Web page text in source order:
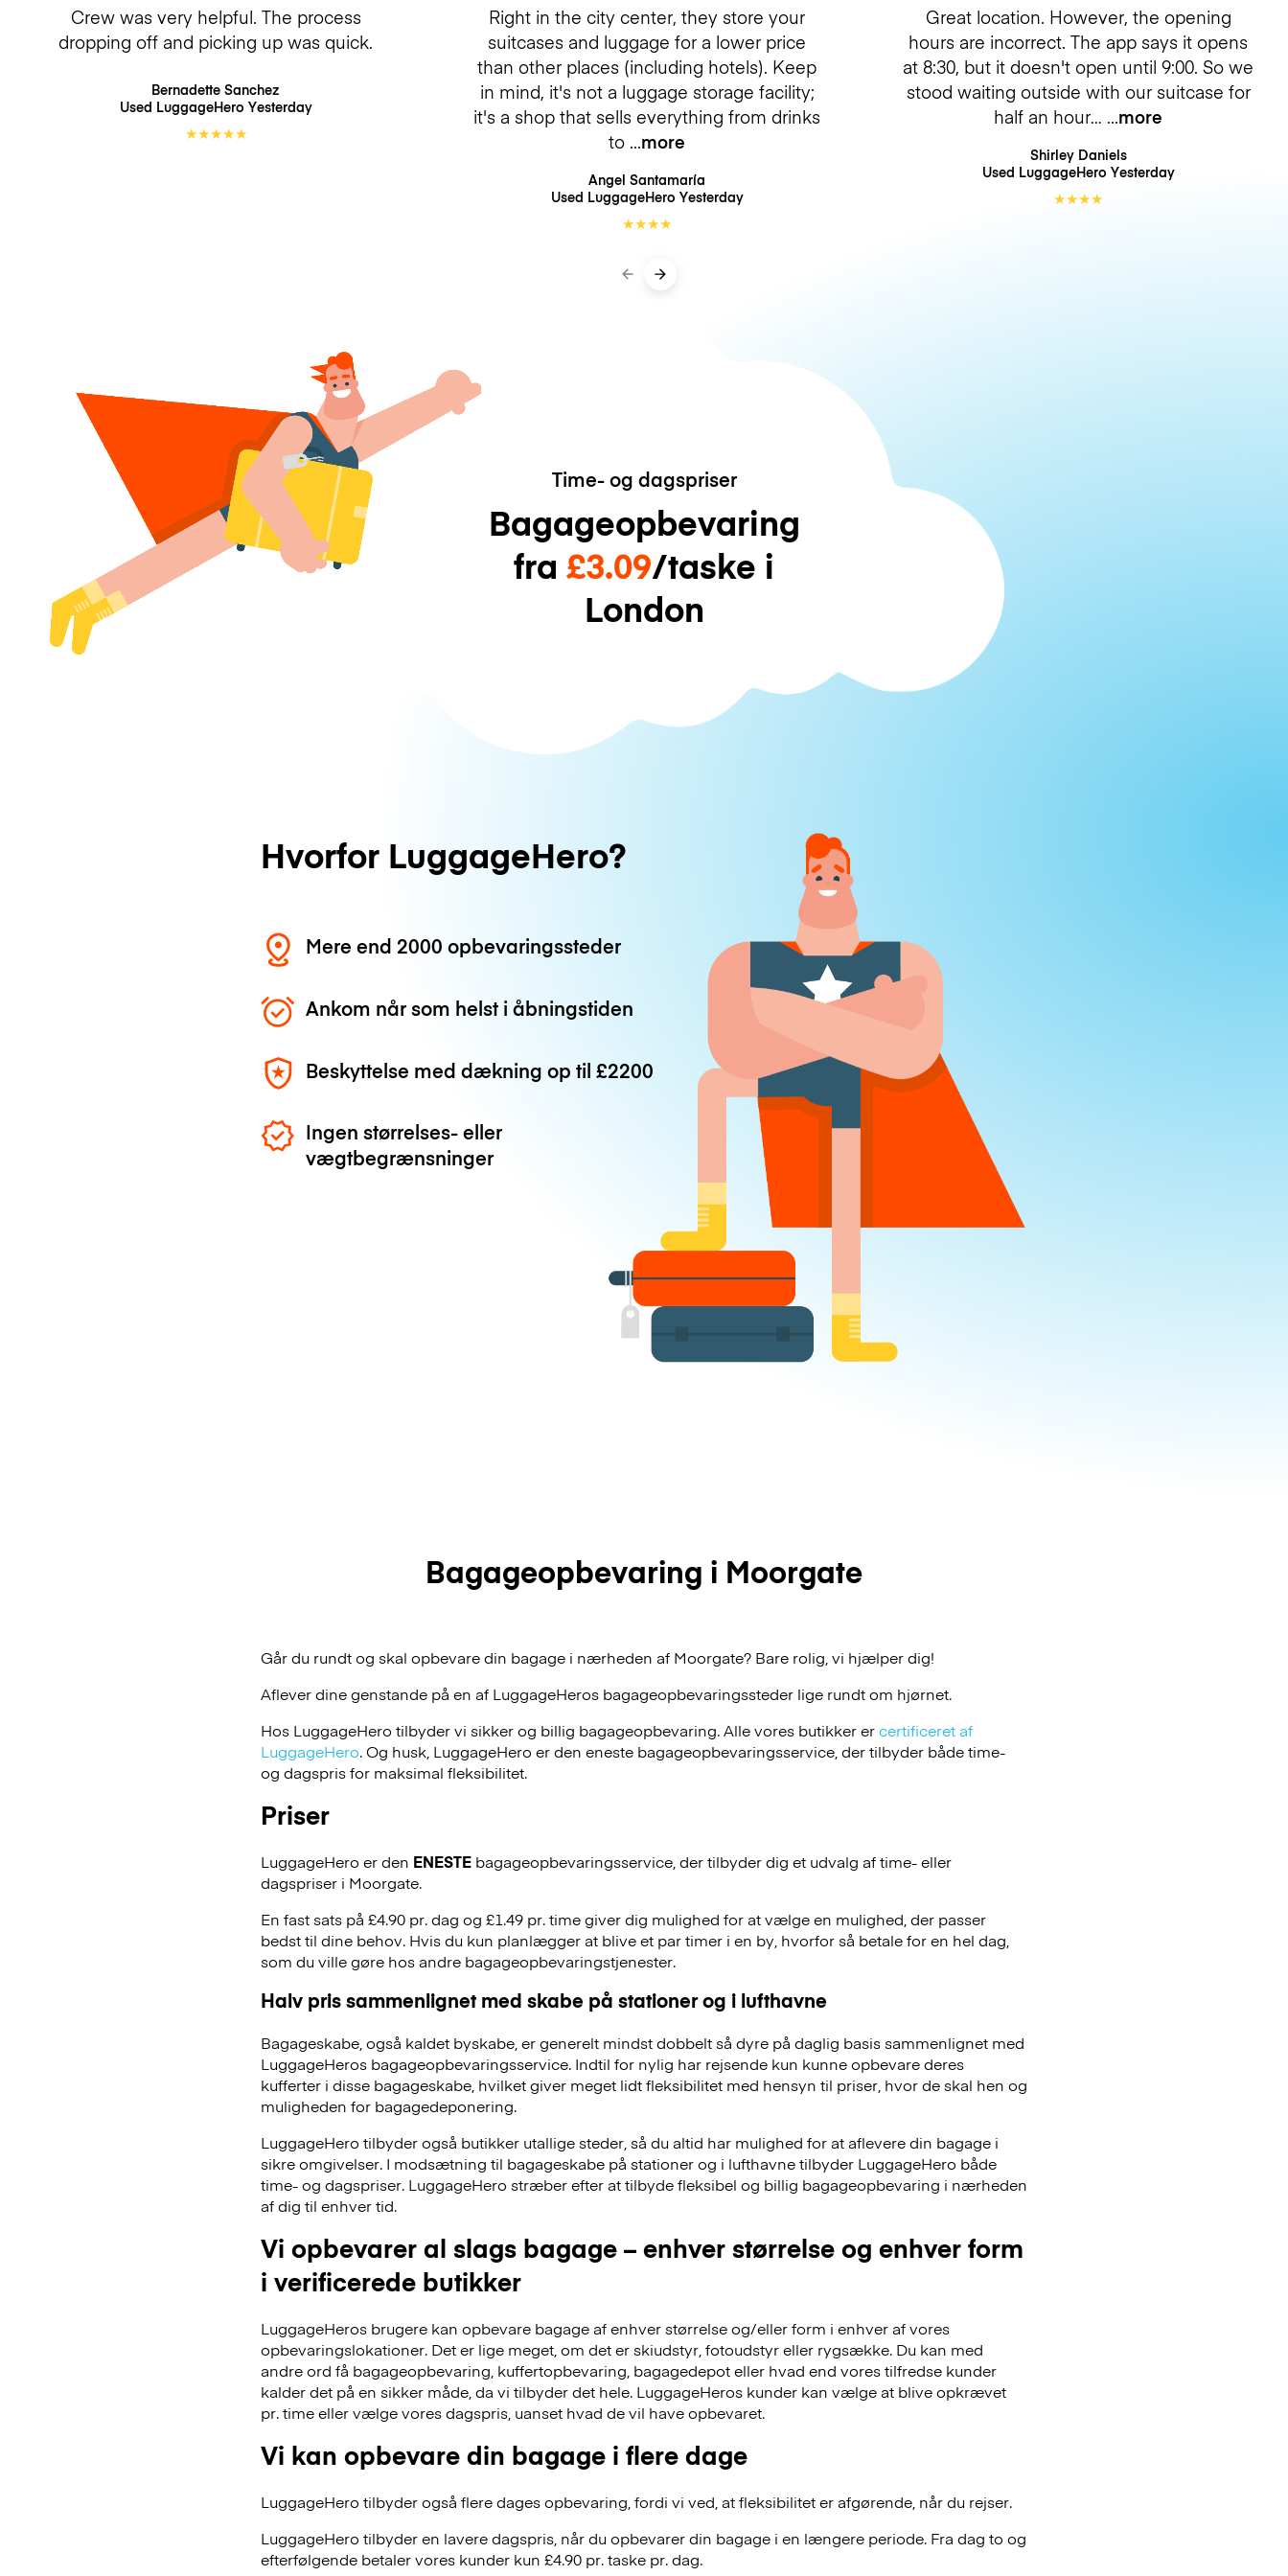
Crew was very helpful. The process
dropping off and picking up was quick.
Bernadette Sanchez
Used LuggageHero Yesterday
★★★★★
Right in the city center, they store your
suitcases and luggage for a lower price
than other places (including hotels). Keep
in mind, it's not a luggage storage facility;
it's a shop that sells everything from drinks
to
more
Angel Santamaría
Used LuggageHero Yesterday
★★★★
Great location. However, the opening
hours are incorrect. The app says it opens
at 8:30, but it doesn't open until 9:00. So we
stood waiting outside with our suitcase for
half an hour…
more
Shirley Daniels
Used LuggageHero Yesterday
★★★★
Time- og dagspriser
Bagageopbevaring
fra £3.09/taske i
London
Hvorfor LuggageHero?
Mere end 2000 opbevaringssteder
Ankom når som helst i åbningstiden
Beskyttelse med dækning op til£2200
Ingen størrelses- eller
vægtbegrænsninger
Bagageopbevaring i Moorgate
Går du rundt og skal opbevare din bagage i nærheden af Moorgate? Bare rolig, vi hjælper dig!
Aflever dine genstande på en af LuggageHeros bagageopbevaringssteder lige rundt om hjørnet.
Hos LuggageHero tilbyder vi sikker og billig bagageopbevaring. Alle vores butikker ercertificeret af
LuggageHero. Og husk, LuggageHero er den eneste bagageopbevaringsservice, der tilbyder både time-
og dagspris for maksimal fleksibilitet.
Priser
LuggageHero er den ENESTE bagageopbevaringsservice, der tilbyder dig et udvalg af time- eller
dagspriser i Moorgate.
En fast sats på £4.90 pr. dag og £1.49 pr. time giver dig mulighed for at vælge en mulighed, der passer
bedst til dine behov. Hvis du kun planlægger at blive et par timer i en by, hvorfor så betale for en hel dag,
som du ville gøre hos andre bagageopbevaringstjenester.
Halv pris sammenlignet med skabe på stationer og i lufthavne
Bagageskabe, også kaldet byskabe, er generelt mindst dobbelt så dyre på daglig basis sammenlignet med
LuggageHeros bagageopbevaringsservice. Indtil for nylig har rejsende kun kunne opbevare deres
kufferter i disse bagageskabe, hvilket giver meget lidt fleksibilitet med hensyn til priser, hvor de skal hen og
muligheden for bagagedeponering.
LuggageHero tilbyder også butikker utallige steder, så du altid har mulighed for at aflevere din bagage i
sikre omgivelser. I modsætning til bagageskabe på stationer og i lufthavne tilbyder LuggageHero både
time- og dagspriser. LuggageHero stræber efter at tilbyde fleksibel og billig bagageopbevaring i nærheden
af dig til enhver tid.
Vi opbevarer al slags bagage – enhver størrelse og enhver form
i verificerede butikker
LuggageHeros brugere kan opbevare bagage af enhver størrelse og/eller form i enhver af vores
opbevaringslokationer. Det er lige meget, om det er skiudstyr, fotoudstyr eller rygsække. Du kan med
andre ord få bagageopbevaring, kuffertopbevaring, bagagedepot eller hvad end vores tilfredse kunder
kalder det på en sikker måde, da vi tilbyder det hele. LuggageHeros kunder kan vælge at blive opkrævet
pr. time eller vælge vores dagspris, uanset hvad de vil have opbevaret.
Vi kan opbevare din bagage i flere dage
LuggageHero tilbyder også flere dages opbevaring, fordi vi ved, at fleksibilitet er afgørende, når du rejser.
LuggageHero tilbyder en lavere dagspris, når du opbevarer din bagage i en længere periode. Fra dag to og
efterfølgende betaler vores kunder kun £4.90 pr. taske pr. dag.